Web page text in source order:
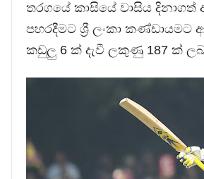
තරගයේ කාසියේ වාසිය
පහරදීමට ශ්‍රී ලංකා කණ්ඩායමට
කඩුලු 6 ක් දැවී ලකුණු 187 ක්